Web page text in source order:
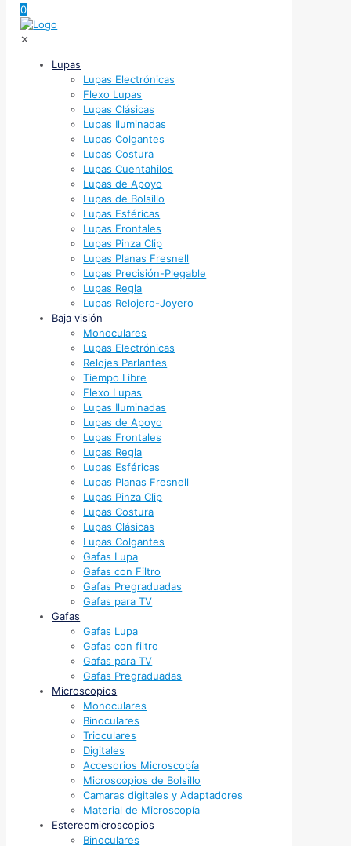
0
✕
Lupas
Lupas Electrónicas
Flexo Lupas
Lupas Clásicas
Lupas Iluminadas
Lupas Colgantes
Lupas Costura
Lupas Cuentahilos
Lupas de Apoyo
Lupas de Bolsillo
Lupas Esféricas
Lupas Frontales
Lupas Pinza Clip
Lupas Planas Fresnell
Lupas Precisión-Plegable
Lupas Regla
Lupas Relojero-Joyero
Baja visión
Monoculares
Lupas Electrónicas
Relojes Parlantes
Tiempo Libre
Flexo Lupas
Lupas Iluminadas
Lupas de Apoyo
Lupas Frontales
Lupas Regla
Lupas Esféricas
Lupas Planas Fresnell
Lupas Pinza Clip
Lupas Costura
Lupas Clásicas
Lupas Colgantes
Gafas Lupa
Gafas con Filtro
Gafas Pregraduadas
Gafas para TV
Gafas
Gafas Lupa
Gafas con filtro
Gafas para TV
Gafas Pregraduadas
Microscopios
Monoculares
Binoculares
Trioculares
Digitales
Accesorios Microscopía
Microscopios de Bolsillo
Camaras digitales y Adaptadores
Material de Microscopía
Estereomicroscopios
Binoculares